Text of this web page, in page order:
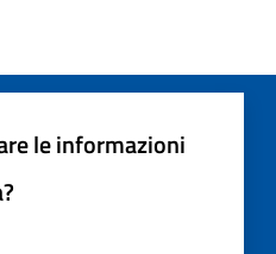
le informazioni